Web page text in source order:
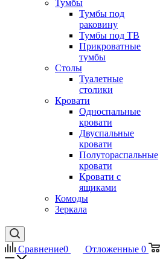
Тумбы
Тумбы под
раковину
Тумбы под ТВ
Прикроватные
тумбы
Столы
Туалетные
столики
Кровати
Односпальные
кровати
Двуспальные
кровати
Полутораспальные
кровати
Кровати с
ящиками
Комоды
Зеркала
Сравнение0 Отложенные 0